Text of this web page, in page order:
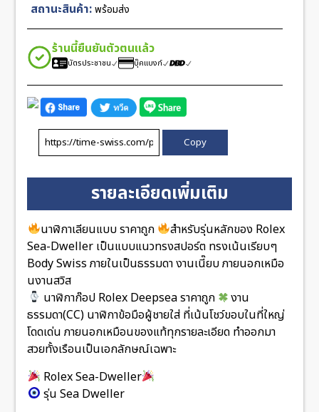
สถานะสินค้า:พร้อมส่ง
ร้านนี้ยืนยันตัวตนแล้ว
บัตรประชาชน บุ๊คแบงก์
Copy
รายละเอียดเพิ่มเติม
นาฬิกาเลียนแบบ ราคาถูก
สำหรับรุ่นหลักของ Rolex
Sea-Dweller เป็นแบบแนวทรงสปอร์ต ทรงเน้นเรียบๆ
Body Swiss ภายในเป็นธรรมดา งานเนี๊ยบ ภายนอกเหมือ
นงานสวิส
นาฬิกาก๊อป Rolex Deepsea ราคาถูก
งาน
ธรรมดา(CC) นาฬิกาข้อมือผู้ชายใส่ ที่เน้นโชว์ขอบในที่ใหญ่
โดดเด่น ภายนอกเหมือนของแท้ทุกรายละเอียด ทำออกมา
สวยทั้งเรือนเป็นเอกลักษณ์เฉพาะ
Rolex Sea-Dweller
รุ่น Sea Dweller